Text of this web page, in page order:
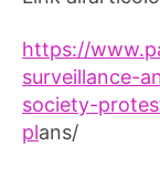
https://
surveillance-
society-
plans/